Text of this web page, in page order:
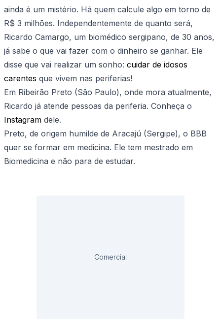
ainda é um mistério. Há quem calcule algo em torno de
R$ 3 milhões. Independentemente de quanto será,
Ricardo Camargo, um biomédico sergipano, de 30 anos,
já sabe o que vai fazer com o dinheiro se ganhar. Ele
disse que vai realizar um sonho: cuidar de idosos
carentes que vivem nas periferias!
Em Ribeirão Preto (São Paulo), onde mora atualmente,
Ricardo já atende pessoas da periferia. Conheça o
Instagram dele.
Preto, de origem humilde de Aracajú (Sergipe), o BBB
quer se formar em medicina. Ele tem mestrado em
Biomedicina e não para de estudar.
Comercial